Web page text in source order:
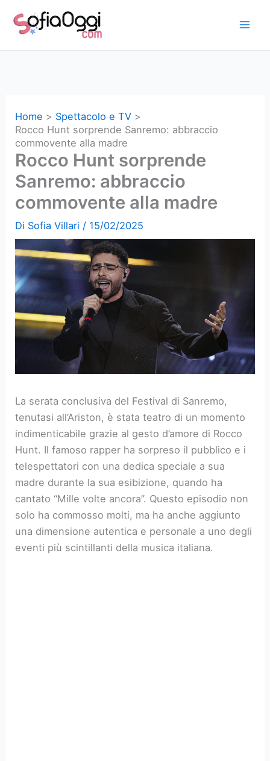
Home
Spettacolo e TV
Rocco Hunt sorprende Sanremo: abbraccio
commovente alla madre
Rocco Hunt sorprende
Sanremo: abbraccio
commovente alla madre
Di Sofia Villari / 15/02/2025
La serata conclusiva del Festival di Sanremo,
tenutasi all’Ariston, è stata teatro di un momento
indimenticabile grazie al gesto d’amore di Rocco
Hunt. Il famoso rapper ha sorpreso il pubblico e i
telespettatori con una dedica speciale a sua
madre durante la sua esibizione, quando ha
cantato “Mille volte ancora”. Questo episodio non
solo ha commosso molti, ma ha anche aggiunto
una dimensione autentica e personale a uno degli
eventi più scintillanti della musica italiana.